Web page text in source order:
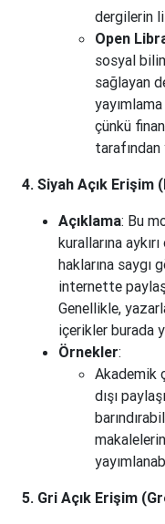
dergilerin
Open
sosyal
sağlayan
çünkü
tarafından
4. Siyah Açık Erişim
Açıklama: Bu
kurallarına
haklarına
internette
Genellikle,
içerikler burada
Örnekler:
Akademik
dışı
5. Gri Açık Erişim